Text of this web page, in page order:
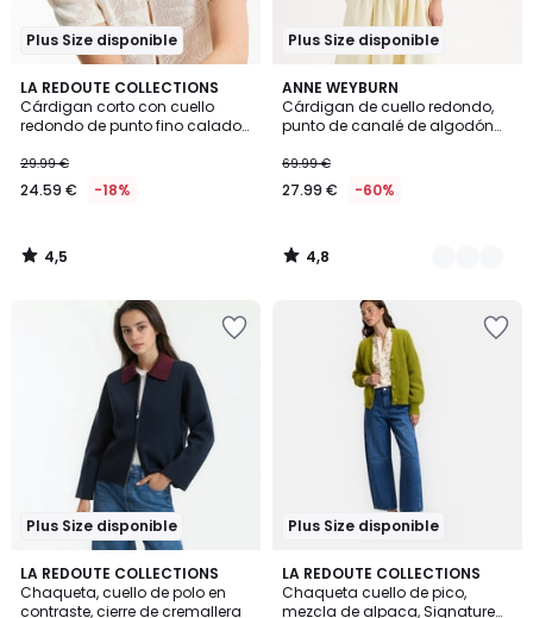
Plus Size disponible
LA REDOUTE COLLECTIONS
Cárdigan corto con cuello
redondo de punto fino calado
29.99 €
24.59 € -18%
4,5
/ 5
4,5
/
Plus Size disponible
ANNE WEYBURN
Cárdigan de cuello redondo,
punto de canalé de algodón
69.99 €
27.99 € -60%
4,8
/ 5
2
Colores
4,8
/
Plus Size disponible
LA REDOUTE COLLECTIONS
Chaqueta, cuello de polo en
contraste, cierre de cremallera
5
/
5
Plus Size disponible
LA REDOUTE COLLECTIONS
Chaqueta cuello de pico,
mezcla de alpaca, Signature
4,3
/ 5
2
Colores